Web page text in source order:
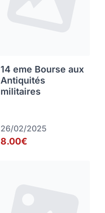
14 eme Bourse aux
Antiquités
militaires
26/02/2025
8.00€